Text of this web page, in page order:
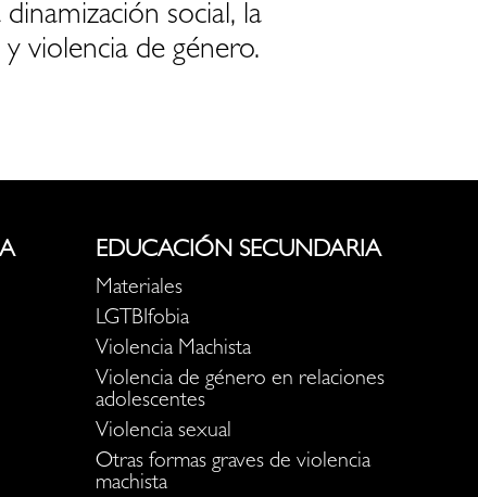
social, la
violencia de género.
EDUCACIÓN SECUNDARIA
Materiales
LGTBIfobia
Violencia Machista
Violencia de género en relaciones
adolescentes
Violencia sexual
Otras formas graves de violencia
machista